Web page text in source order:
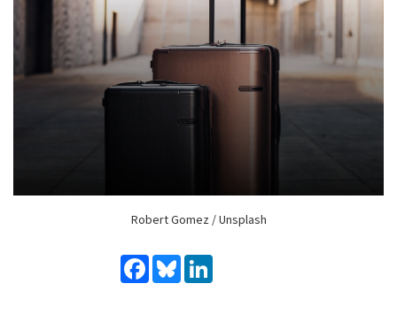
Robert Gomez / Unsplash
Facebook
Bluesky